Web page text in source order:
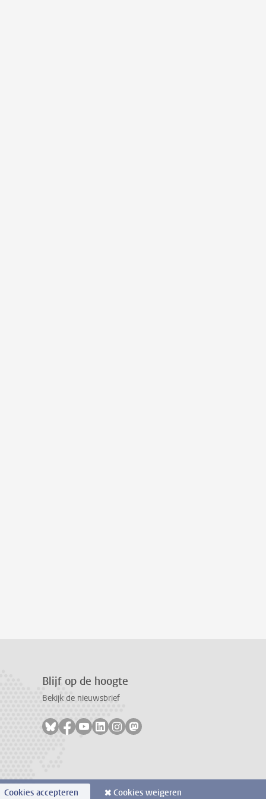
Blijf op de hoogte
Bekijk de nieuwsbrief
Volg ons op bluesky
Volg ons op facebook
Volg ons op youtube
Volg ons op linkedin
Volg ons op instagram
Volg ons op mastodon
Cookies accepteren Cookies weigeren